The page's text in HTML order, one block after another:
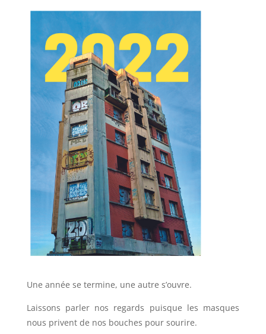
Une année se termine, une autre s’ouvre.
Laissons parler nos regards puisque les masques
nous privent de nos bouches pour sourire.